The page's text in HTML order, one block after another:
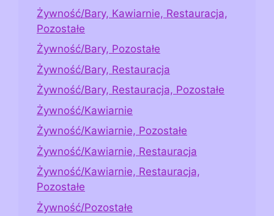
Żywność/Bary, Kawiarnie, Restauracja,
Pozostałe
Żywność/Bary, Pozostałe
Żywność/Bary, Restauracja
Żywność/Bary, Restauracja, Pozostałe
Żywność/Kawiarnie
Żywność/Kawiarnie, Pozostałe
Żywność/Kawiarnie, Restauracja
Żywność/Kawiarnie, Restauracja,
Pozostałe
Żywność/Pozostałe